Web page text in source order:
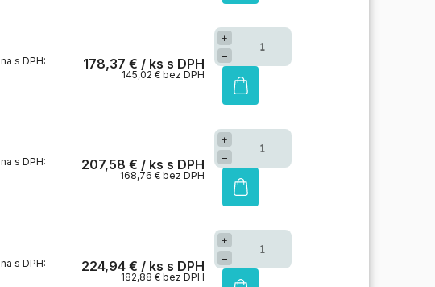
178,37 € / ks
145,02 € bez DPH
+
−
207,58 € / ks
168,76 € bez DPH
+
−
224,94 € / ks
182,88 € bez DPH
+
−